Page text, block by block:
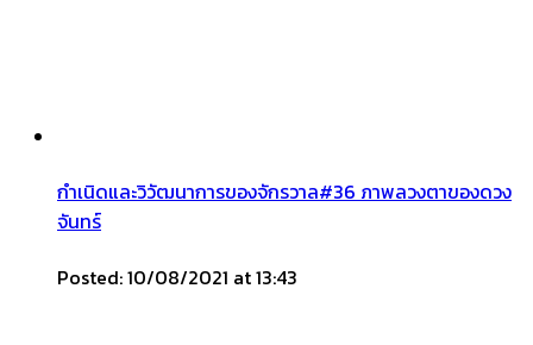
กำเนิดและวิวัฒนาการของจักรวาล#36 ภาพลวงตาของดวง
จันทร์
Posted: 10/08/2021 at 13:43